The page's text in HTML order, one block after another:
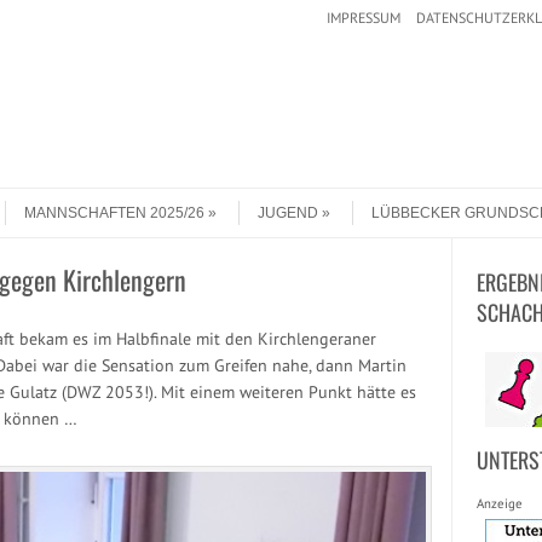
IMPRESSUM
MANNSCHAFTEN 2025/26 JUGEND LÜBBECKER
Kirchlengern
bekam es im Halbfinale mit den Kirchlengeraner
war die Sensation zum Greifen nahe, dann Martin
(DWZ 2053!). Mit einem weiteren Punkt hätte es
können …
Anzeige